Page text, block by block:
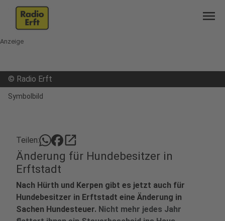
menu
Anzeige
© Radio Erft
Symbolbild
Teilen: open_in_new
Änderung für Hundebesitzer in
Erftstadt
Nach Hürth und Kerpen gibt es jetzt auch für
Hundebesitzer in Erftstadt eine Änderung in
Sachen Hundesteuer. Nicht mehr jedes Jahr